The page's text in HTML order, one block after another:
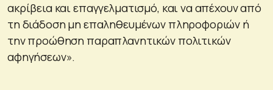
ακρίβεια και επαγγελματισμό, και να απέχουν από
τη διάδοση μη επαληθευμένων πληροφοριών ή
την προώθηση παραπλανητικών πολιτικών
αφηγήσεων».